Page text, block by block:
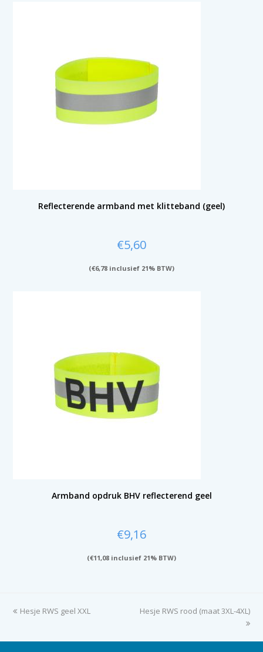
Reflecterende armband met klitteband (geel)
€5,60
(€6,78 inclusief 21% BTW)
Armband opdruk BHV reflecterend geel
€9,16
(€11,08 inclusief 21% BTW)
previous
Hesje RWS geel XXL
next
Hesje RWS rood (maat 3XL-4XL)